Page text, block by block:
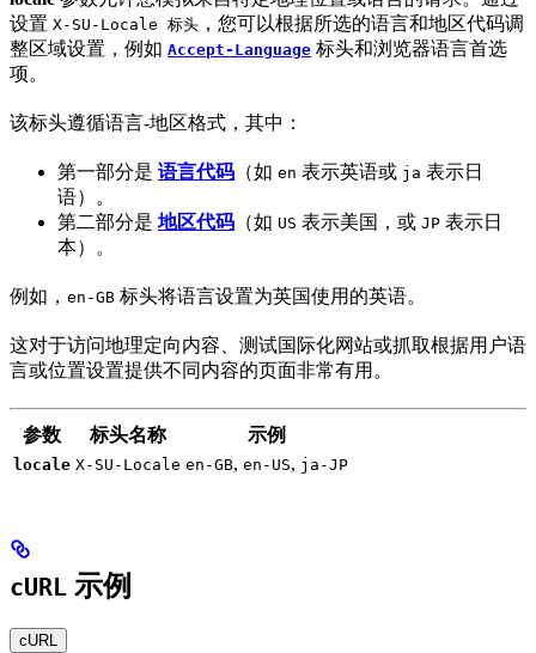
设置 X-SU-Locale 标头 ，您可以根据所选的语言和地区代码调
整区域设置，例如 Accept-Language 标头和浏览器语言首选
项。
该标头遵循语言-地区格式，其中：
第一部分是 语言代码 （如 en 表示英语或 ja 表示日
语）。
第二部分是 地区代码 （如 US 表示美国，或 JP 表示日
本）。
例如， en-GB 标头将语言设置为英国使用的英语。
这对于访问地理定向内容、测试国际化网站或抓取根据用户语
言或位置设置提供不同内容的页面非常有用。
参数 标头名称 示例
locale X-SU-Locale en-GB, en-US, ja-JP
cURL 示例
cURL